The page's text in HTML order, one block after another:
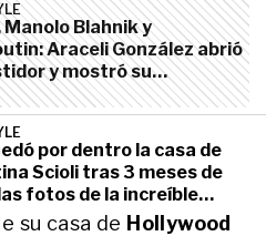
su casa de Hollywood
Manolo Blahnik y
Araceli González abrió
y mostró su
colección de zapatos
por dentro la casa de
Scioli tras 3 meses de
fotos de la increíble